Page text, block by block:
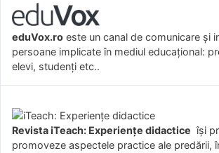
eduVox.ro este un canal de comunicare și
persoane implicate în mediul educațional:
elevi, studenți etc..
Revista iTeach: Experienţe didactice îşi
promoveze aspectele practice ale predării,